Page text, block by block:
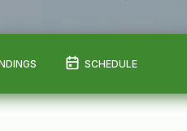
SCHEDULE